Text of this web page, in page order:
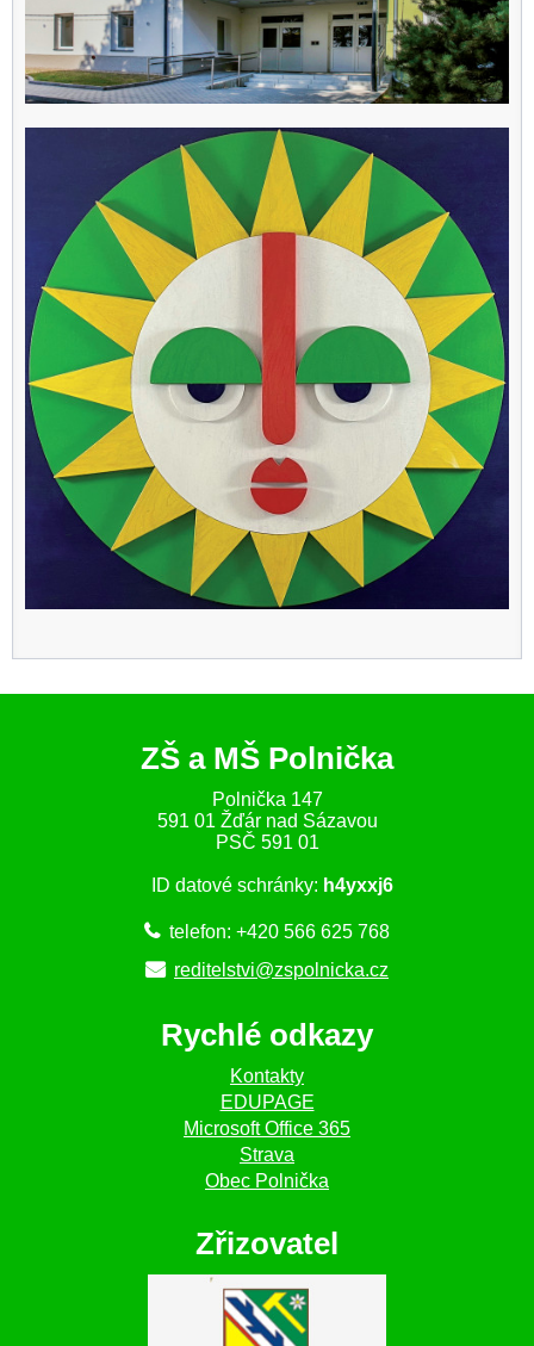
ZŠ a MŠ Polnička
Polnička 147
591 01 Žďár nad Sázavou
PSČ 591 01
ID datové schránky: h4yxxj6
telefon: +420 566 625 768
reditelstvi@zspolnicka.cz
Rychlé odkazy
Kontakty
EDUPAGE
Microsoft Office 365
Strava
Obec Polnička
Zřizovatel